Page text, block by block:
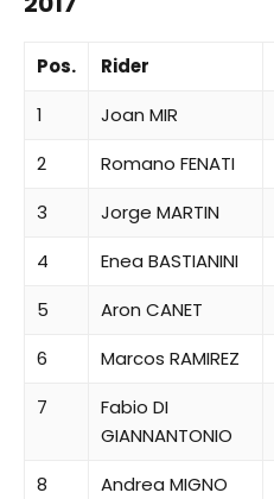
Pos. Rider
1
Joan MIR
2
Romano FENATI
3
Jorge MARTIN
4
Enea BASTIANINI
5
Aron CANET
6
Marcos RAMIREZ
7
Fabio DI
GIANNANTONIO
8 Andrea MIGNO